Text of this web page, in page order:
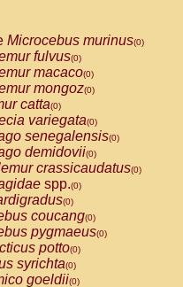
Microcebus murinus(0)
fulvus(0)
macaco(0)
mongoz(0)
catta(0)
variegata(0)
senegalensis(0)
demidovii(0)
crassicaudatus(0)
spp.(0)
(0)
coucang(0)
pygmaeus(0)
potto(0)
syrichta(0)
goeldii(0)